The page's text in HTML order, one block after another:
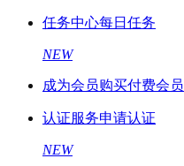
任务中心每日任务
NEW
成为会员购买付费会员
认证服务申请认证
NEW